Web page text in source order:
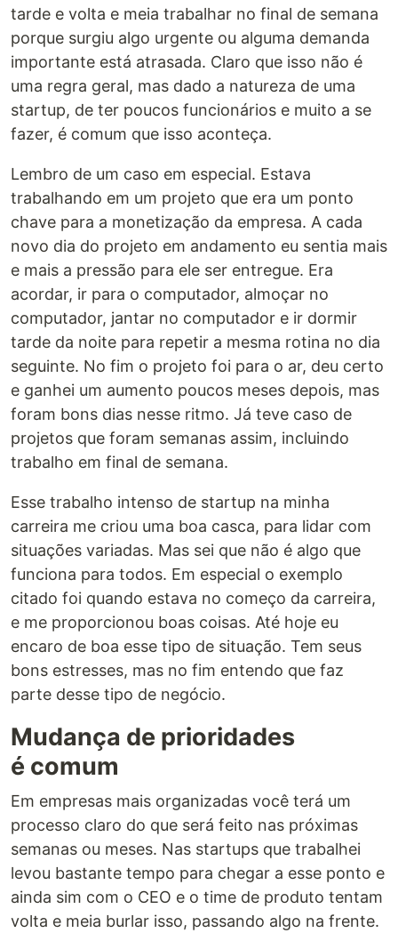
tarde e volta e meia trabalhar no final de semana
porque surgiu algo urgente ou alguma demanda
importante está atrasada. Claro que isso não é
uma regra geral, mas dado a natureza de uma
startup, de ter poucos funcionários e muito a se
fazer, é comum que isso aconteça.
Lembro de um caso em especial. Estava
trabalhando em um projeto que era um ponto
chave para a monetização da empresa. A cada
novo dia do projeto em andamento eu sentia mais
e mais a pressão para ele ser entregue. Era
acordar, ir para o computador, almoçar no
computador, jantar no computador e ir dormir
tarde da noite para repetir a mesma rotina no dia
seguinte. No fim o projeto foi para o ar, deu certo
e ganhei um aumento poucos meses depois, mas
foram bons dias nesse ritmo. Já teve caso de
projetos que foram semanas assim, incluindo
trabalho em final de semana.
Esse trabalho intenso de startup na minha
carreira me criou uma boa casca, para lidar com
situações variadas. Mas sei que não é algo que
funciona para todos. Em especial o exemplo
citado foi quando estava no começo da carreira,
e me proporcionou boas coisas. Até hoje eu
encaro de boa esse tipo de situação. Tem seus
bons estresses, mas no fim entendo que faz
parte desse tipo de negócio.
Mudança de prioridades
é comum
Em empresas mais organizadas você terá um
processo claro do que será feito nas próximas
semanas ou meses. Nas startups que trabalhei
levou bastante tempo para chegar a esse ponto e
ainda sim com o CEO e o time de produto tentam
volta e meia burlar isso, passando algo na frente.